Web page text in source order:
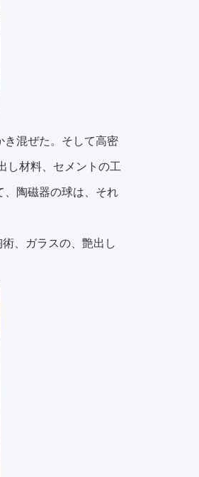
き混ぜた。そして高密
し材料、セメントの工
、陶磁器の球は、それ
、ガラスの、艶出し